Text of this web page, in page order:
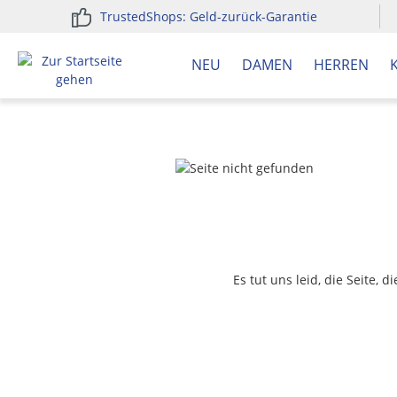
Zur Hauptnavigation springen
TrustedShops: Geld-zurück-Garantie
NEU DAMEN HERREN
Es tut uns leid, die Seite,